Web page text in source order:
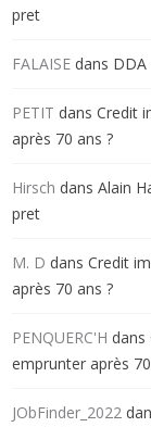
pret
FALAISE dans
PETIT dans Credit
après 70 ans ?
Hirsch dans Alain
pret
M. D dans Credit
après 70 ans ?
PENQUERC'H dans
emprunter après
JObFinder_2022